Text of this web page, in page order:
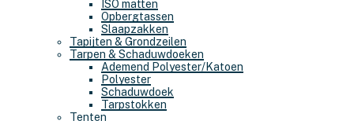
ISO matten
Opbergtassen
Slaapzakken
Tapijten & Grondzeilen
Tarpen & Schaduwdoeken
Ademend Polyester/Katoen
Polyester
Schaduwdoek
Tarpstokken
Tenten